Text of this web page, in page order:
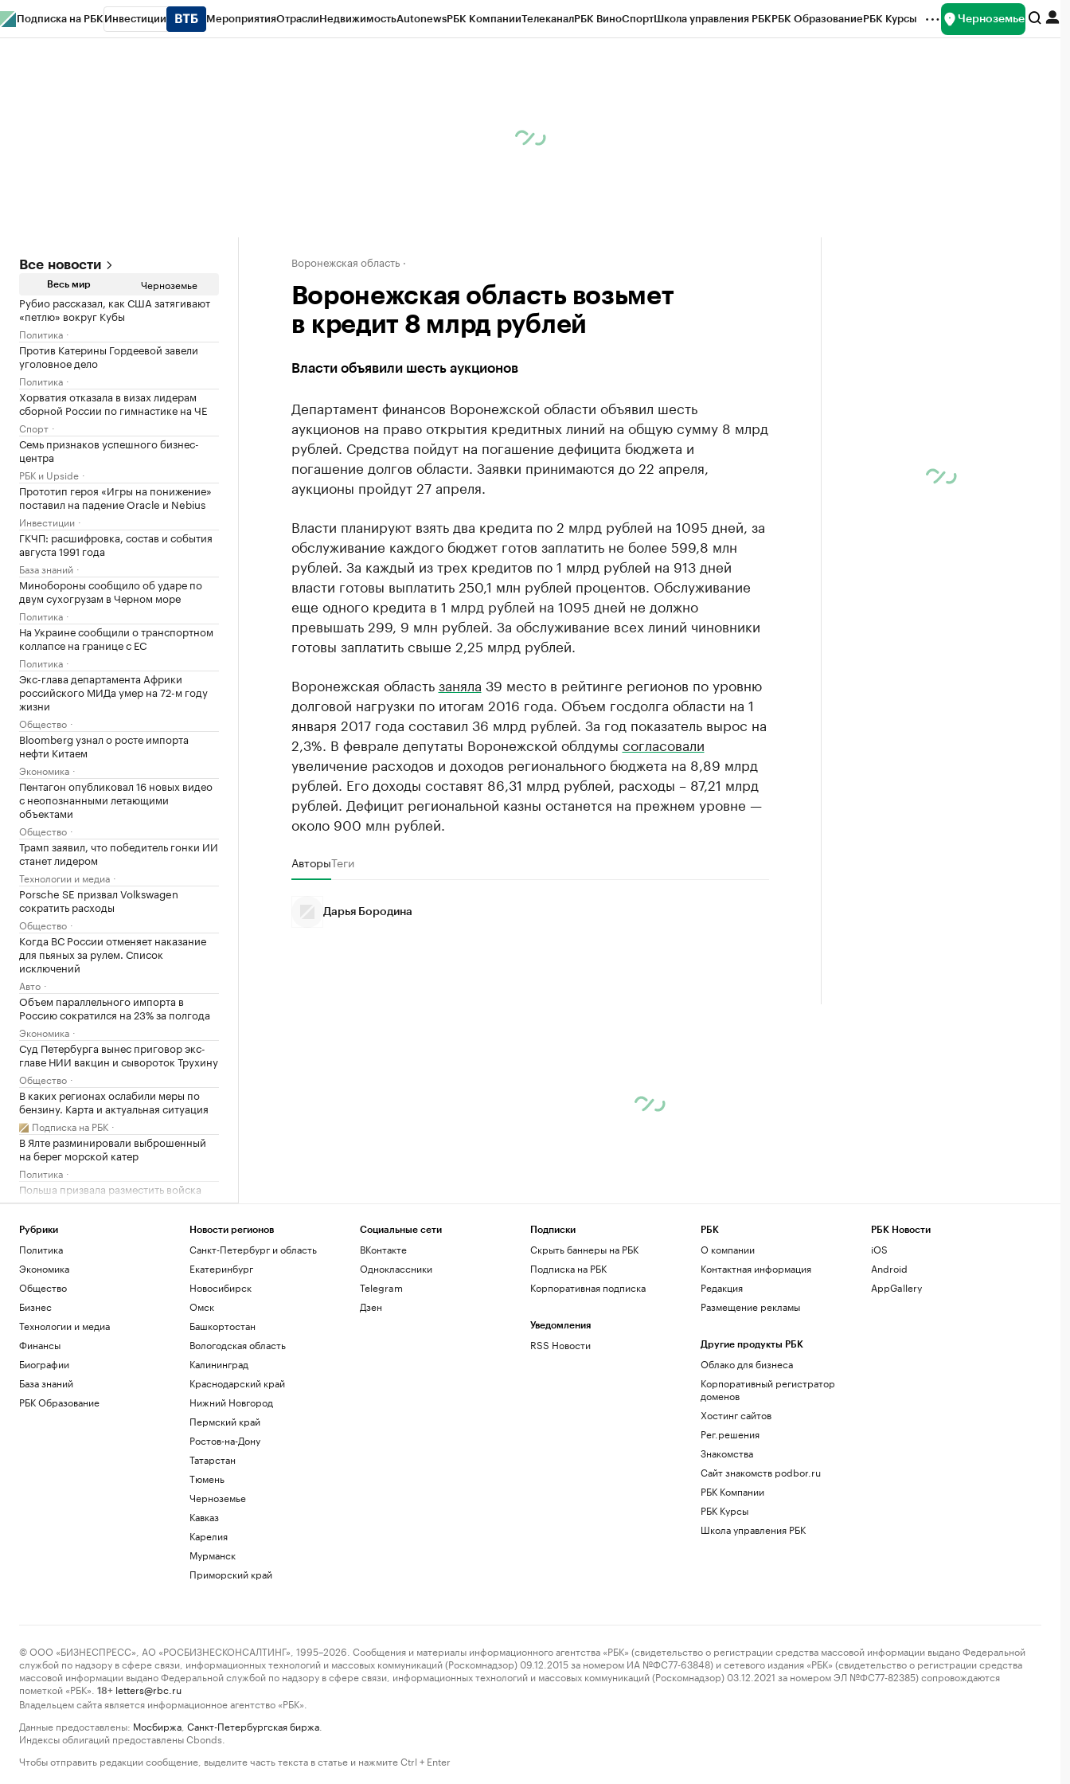
Подписка на РБК Инвестиции МероприятияОтраслиНедвижимостьAutonewsРБК КомпанииТелеканалРБК ВиноСпортШкола управления РБКРБК ОбразованиеРБК Курсы Черноземье
Все новости
Весь мир Черноземье
Рубио рассказал, как США затягивают
«петлю» вокруг Кубы
Политика
Против Катерины Гордеевой завели
уголовное дело
Политика
Хорватия отказала в визах лидерам
сборной России по гимнастике на ЧЕ
Спорт
Семь признаков успешного бизнес-
центра
РБК и Upside
Прототип героя «Игры на понижение»
поставил на падение Oracle и Nebius
Инвестиции
ГКЧП: расшифровка, состав и события
августа 1991 года
База знаний
Минобороны сообщило об ударе по
двум сухогрузам в Черном море
Политика
На Украине сообщили о транспортном
коллапсе на границе с ЕС
Политика
Экс-глава департамента Африки
российского МИДа умер на 72-м году
жизни
Общество
Bloomberg узнал о росте импорта
нефти Китаем
Экономика
Пентагон опубликовал 16 новых видео
с неопознанными летающими
объектами
Общество
Трамп заявил, что победитель гонки ИИ
станет лидером
Технологии и медиа
Porsche SE призвал Volkswagen
сократить расходы
Общество
Когда ВС России отменяет наказание
для пьяных за рулем. Список
исключений
Авто
Объем параллельного импорта в
Россию сократился на 23% за полгода
Экономика
Суд Петербурга вынес приговор экс-
главе НИИ вакцин и сывороток Трухину
Общество
В каких регионах ослабили меры по
бензину. Карта и актуальная ситуация
Подписка на РБК
В Ялте разминировали выброшенный
на берег морской катер
Политика
Польша призвала разместить войска
США в стране на постоянной основе
Netflix запер актера внутри билборда в
Голливуде ради рекламы фильма
Общество
Воронежская область
Воронежская область возьмет
в кредит 8 млрд рублей
Власти объявили шесть аукционов
Департамент финансов Воронежской области объявил шесть
аукционов на право открытия кредитных линий на общую сумму 8 млрд
рублей. Средства пойдут на погашение дефицита бюджета и
погашение долгов области. Заявки принимаются до 22 апреля,
аукционы пройдут 27 апреля.
Власти планируют взять два кредита по 2 млрд рублей на 1095 дней, за
обслуживание каждого бюджет готов заплатить не более 599,8 млн
рублей. За каждый из трех кредитов по 1 млрд рублей на 913 дней
власти готовы выплатить 250,1 млн рублей процентов. Обслуживание
еще одного кредита в 1 млрд рублей на 1095 дней не должно
превышать 299, 9 млн рублей. За обслуживание всех линий чиновники
готовы заплатить свыше 2,25 млрд рублей.
Воронежская областьзаняла 39 место в рейтинге регионов по уровню
долговой нагрузки по итогам 2016 года. Объем госдолга области на 1
января 2017 года составил 36 млрд рублей. За год показатель вырос на
2,3%. В феврале депутаты Воронежской облдумы согласовали
увеличение расходов и доходов регионального бюджета на 8,89 млрд
рублей. Его доходы составят 86,31 млрд рублей, расходы – 87,21 млрд
рублей. Дефицит региональной казны останется на прежнем уровне —
около 900 млн рублей.
АвторыТеги
Дарья Бородина
Рубрики
Политика
Экономика
Общество
Бизнес
Технологии и медиа
Финансы
Биографии
База знаний
РБК Образование
Новости регионов
Санкт-Петербург и область
Екатеринбург
Новосибирск
Омск
Башкортостан
Вологодская область
Калининград
Краснодарский край
Нижний Новгород
Пермский край
Ростов-на-Дону
Татарстан
Тюмень
Черноземье
Кавказ
Карелия
Мурманск
Приморский край
Социальные сети
ВКонтакте
Одноклассники
Telegram
Дзен
Подписки
Скрыть баннеры на РБК
Подписка на РБК
Корпоративная подписка
Уведомления
RSS Новости
РБК
О компании
Контактная информация
Редакция
Размещение рекламы
Другие продукты РБК
Облако для бизнеса
Корпоративный регистратор
доменов
Хостинг сайтов
Рег.решения
Знакомства
Сайт знакомств podbor.ru
РБК Компании
РБК Курсы
Школа управления РБК
РБК Новости
iOS
Android
AppGallery
© ООО «БИЗНЕСПРЕСС», АО «РОСБИЗНЕСКОНСАЛТИНГ», 1995–2026. Сообщения и материалы информационного агентства «РБК» (свидетельство о регистрации средства массовой информации выдано Федеральной
службой по надзору в сфере связи, информационных технологий и массовых коммуникаций (Роскомнадзор) 09.12.2015 за номером ИА №ФС77-63848) и сетевого издания «РБК» (свидетельство о регистрации средства
массовой информации выдано Федеральной службой по надзору в сфере связи, информационных технологий и массовых коммуникаций (Роскомнадзор) 03.12.2021 за номером ЭЛ №ФС77-82385) сопровождаются
пометкой «РБК».
18+ letters@rbc.ru
Владельцем сайта является информационное агентство «РБК».
Данные предоставлены: Мосбиржа Санкт-Петербургская биржа
Индексы облигаций предоставлены Cbonds.
Чтобы отправить редакции сообщение, выделите часть текста в статье и нажмите Ctrl + Enter